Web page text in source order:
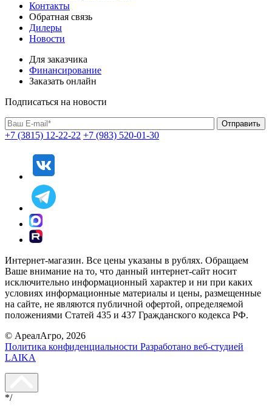
Контакты
Обратная связь
Дилеры
Новости
Для заказчика
Финансирование
Заказать онлайн
Подписаться на новости
+7 (3815) 12-22-22 +7 (983) 520-01-30
Интернет-магазин. Все цены указаны в рублях. Обращаем
Ваше внимание на то, что данный интернет-сайт носит
исключительно информационный характер и ни при каких
условиях информационные материалы и цены, размещенные
на сайте, не являются публичной офертой, определяемой
положениями Статей 435 и 437 Гражданского кодекса РФ.
© АреалАгро, 2026
Политика конфиденциальности Разработано веб-студией
LAIKA
*/